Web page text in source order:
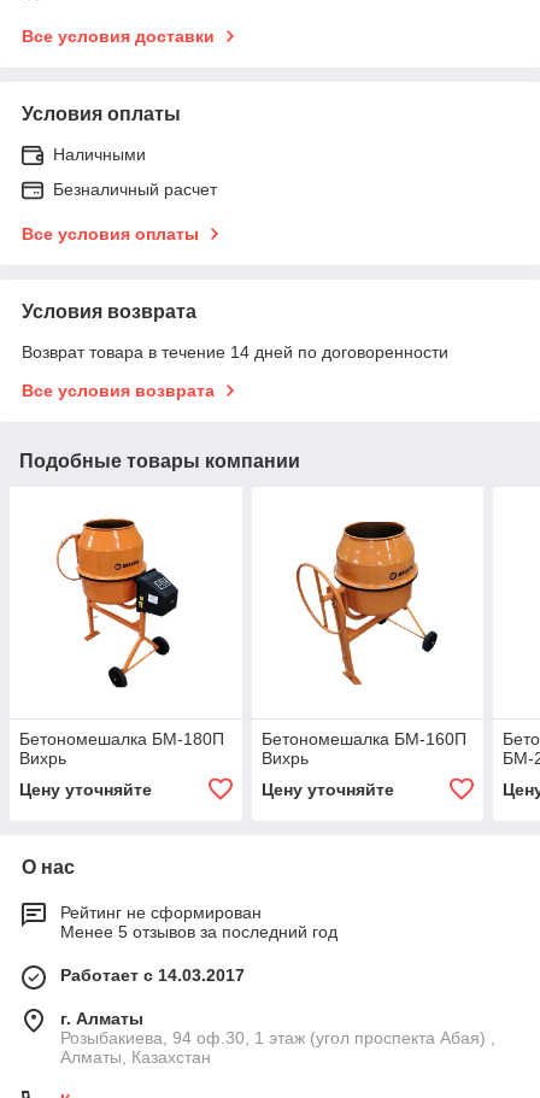
Все условия доставки
Условия оплаты
Наличными
Безналичный расчет
Все условия оплаты
Условия возврата
Возврат товара в течение 14 дней по договоренности
Все условия возврата
Подобные товары компании
Бетономешалка БМ-180П
Вихрь
Цену уточняйте
Бетономешалка БМ-160П
Вихрь
Цену уточняйте
БМ-
О нас
Рейтинг не сформирован
Менее 5 отзывов за последний год
Работает с 14.03.2017
г. Алматы
Розыбакиева, 94 оф.30, 1 этаж (угол проспекта Абая) ,
Алматы, Казахстан